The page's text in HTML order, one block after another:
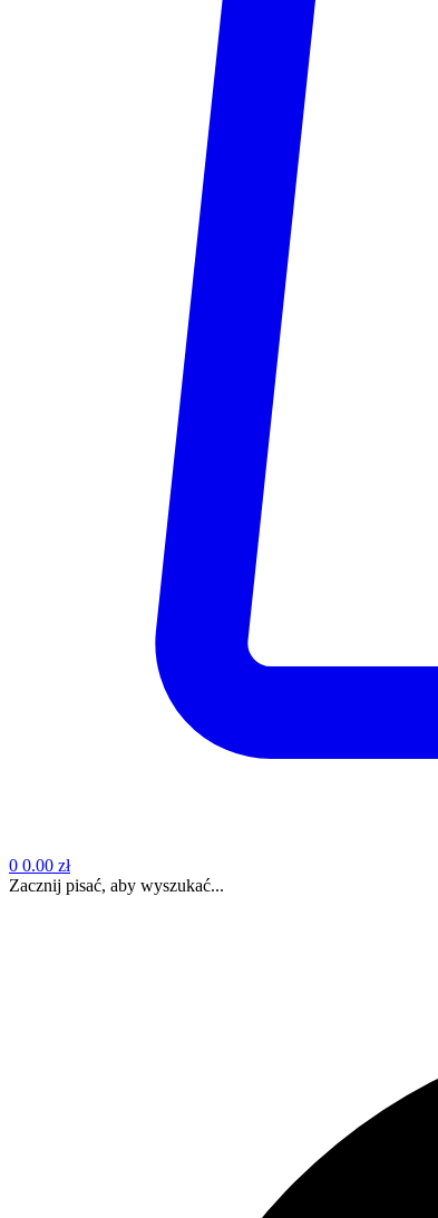
0 0.00 zł
Zacznij pisać, aby wyszukać...